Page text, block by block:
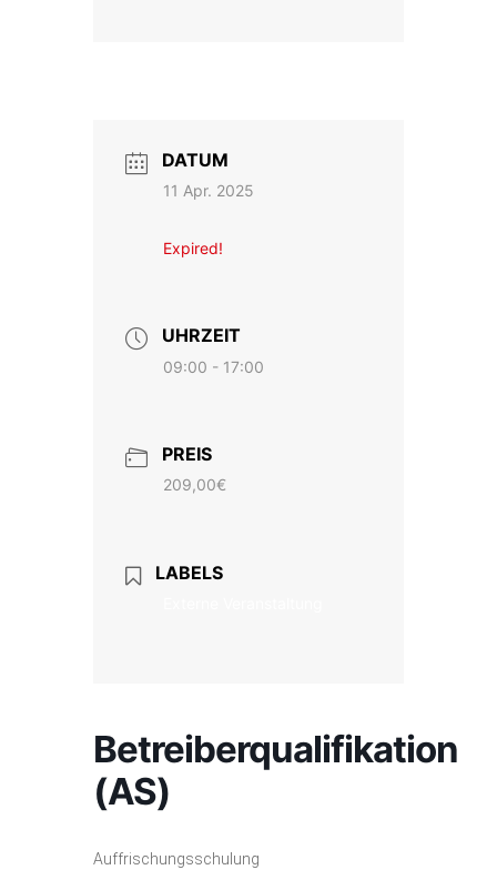
DATUM
11 Apr. 2025
Expired!
UHRZEIT
09:00 - 17:00
PREIS
209,00€
LABELS
Betreiberqualifikation
(AS)
Auffrischungsschulung